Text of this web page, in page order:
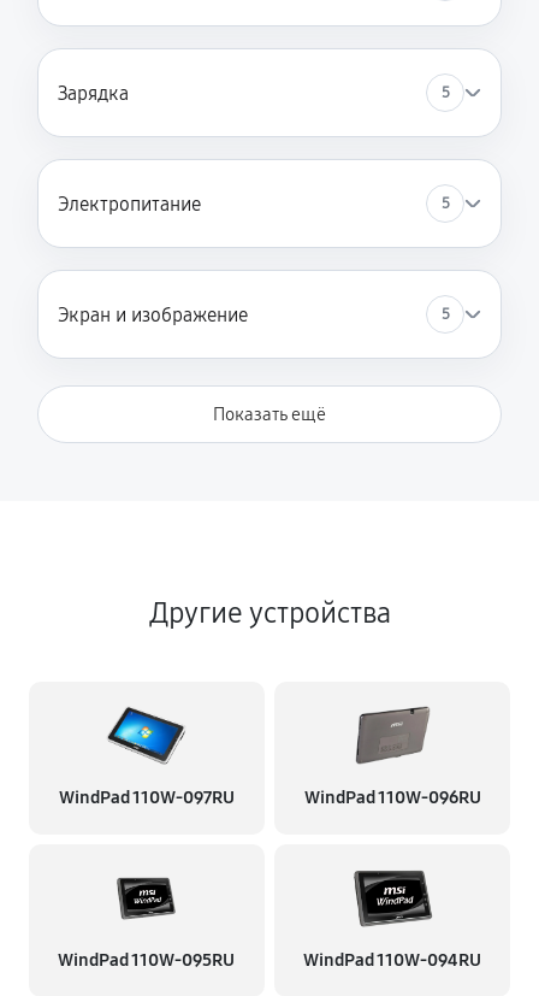
Зарядка 5
Электропитание 5
Экран и изображение 5
Показать ещё
Другие устройства
WindPad 110W-097RU WindPad 110W-096RU
WindPad 110W-095RU WindPad 110W-094RU